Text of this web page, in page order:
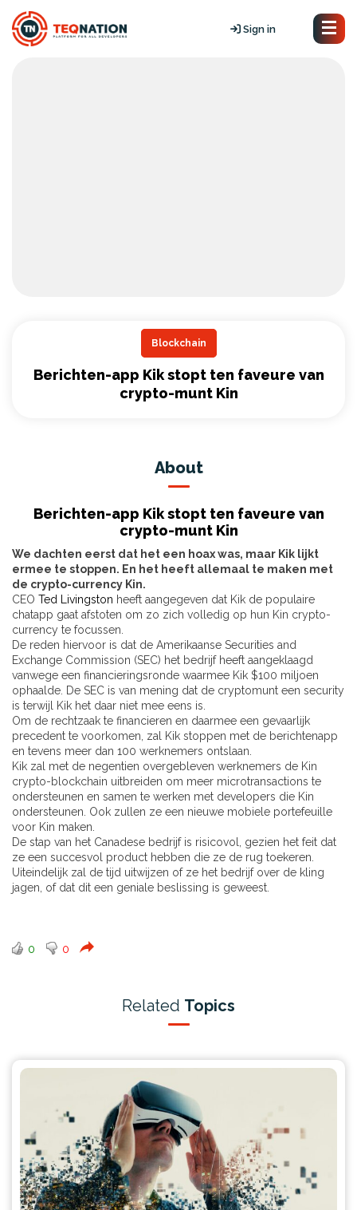
Sign in
Blockchain
Berichten-app Kik stopt ten faveure van
crypto-munt Kin
About
Berichten-app Kik stopt ten faveure van
crypto-munt Kin
We dachten eerst dat het een hoax was, maar Kik lijkt
ermee te stoppen. En het heeft allemaal te maken met
de crypto-currency Kin.
CEO Ted Livingston heeft aangegeven dat Kik de populaire
chatapp gaat afstoten om zo zich volledig op hun Kin crypto-
currency te focussen.
De reden hiervoor is dat de Amerikaanse Securities and
Exchange Commission (SEC) het bedrijf heeft aangeklaagd
vanwege een financieringsronde waarmee Kik $100 miljoen
ophaalde. De SEC is van mening dat de cryptomunt een security
is terwijl Kik het daar niet mee eens is.
Om de rechtzaak te financieren en daarmee een gevaarlijk
precedent te voorkomen, zal Kik stoppen met de berichtenapp
en tevens meer dan 100 werknemers ontslaan.
Kik zal met de negentien overgebleven werknemers de Kin
crypto-blockchain uitbreiden om meer microtransactions te
ondersteunen en samen te werken met developers die Kin
ondersteunen. Ook zullen ze een nieuwe mobiele portefeuille
voor Kin maken.
De stap van het Canadese bedrijf is risicovol, gezien het feit dat
ze een succesvol product hebben die ze de rug toekeren.
Uiteindelijk zal de tijd uitwijzen of ze het bedrijf over de kling
jagen, of dat dit een geniale beslissing is geweest.
0 0
Related Topics